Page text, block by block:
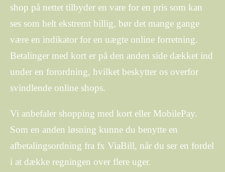
shop på nettet tilbyder en vare for en pris som kan
ses som helt ekstremt billig, bør det mange gange
være en indikator for en uægte online forretning.
Betalinger med kort er på den anden side dækket ind
under en forordning, hvilket beskytter os overfor
svindlende online shops.
Vi anbefaler shopping med kort eller MobilePay.
Som en anden løsning kunne du benytte en
afbetalingsordning fra fx ViaBill, når du ser en fordel
i at dække regningen over flere uger.